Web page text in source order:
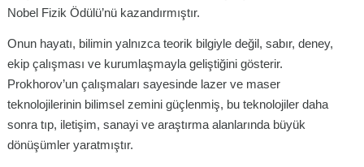
Nobel Fizik Ödülü’nü kazandırmıştır.
Onun hayatı, bilimin yalnızca teorik bilgiyle değil, sabır, deney,
ekip çalışması ve kurumlaşmayla geliştiğini gösterir.
Prokhorov’un çalışmaları sayesinde lazer ve maser
teknolojilerinin bilimsel zemini güçlenmiş, bu teknolojiler daha
sonra tıp, iletişim, sanayi ve araştırma alanlarında büyük
dönüşümler yaratmıştır.